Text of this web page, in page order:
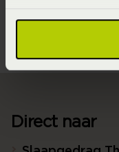
Direct naar